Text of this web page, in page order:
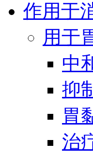
作用于
用于
中
抑
胃
治